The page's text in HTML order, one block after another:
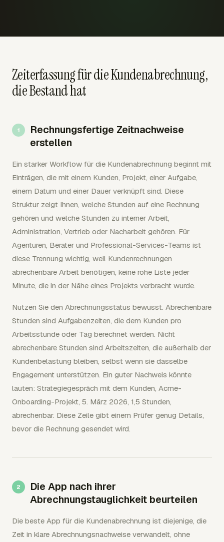
Zeiterfassung für die Kundenabrechnung,
die Bestand hat
Rechnungsfertige Zeitnachweise
erstellen
Ein starker Workflow für die Kundenabrechnung beginnt mit
Einträgen, die mit einem Kunden, Projekt, einer Aufgabe,
einem Datum und einer Dauer verknüpft sind. Diese
Struktur zeigt Ihnen, welche Stunden auf eine Rechnung
gehören und welche Stunden zu interner Arbeit,
Administration, Vertrieb oder Nacharbeit gehören. Für
Agenturen, Berater und Professional-Services-Teams ist
diese Trennung wichtig, weil Kundenrechnungen
abrechenbare Arbeit benötigen, keine rohe Liste jeder
Minute, die in der Nähe eines Projekts verbracht wurde.
Nutzen Sie den Abrechnungsstatus bewusst. Abrechenbare
Stunden sind Aufgabenzeiten, die dem Kunden pro
Arbeitsstunde oder Tag berechnet werden. Nicht
abrechenbare Stunden sind Arbeitszeiten, die außerhalb der
Kundenbelastung bleiben, selbst wenn sie dasselbe
Engagement unterstützen. Ein guter Nachweis könnte
lauten: Strategiegespräch mit dem Kunden, Acme-
Onboarding-Projekt, 5. März 2026, 1,5 Stunden,
abrechenbar. Diese Zeile gibt einem Prüfer genug Details,
bevor die Rechnung gesendet wird.
Die App nach ihrer
Abrechnungstauglichkeit beurteilen
Die beste App für die Kundenabrechnung ist diejenige, die
Zeit in klare Abrechnungsnachweise verwandelt, ohne